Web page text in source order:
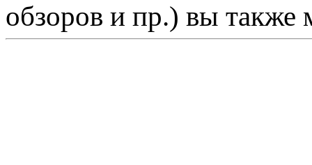
обзоров и пр.) вы также